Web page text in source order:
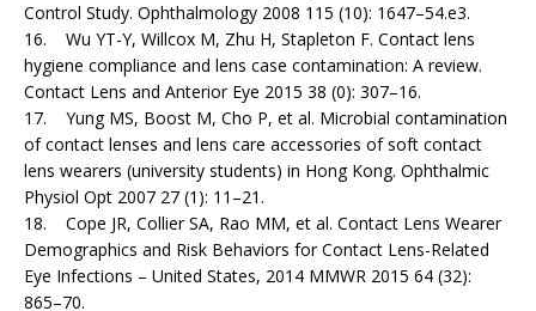
Control Study. Ophthalmology 2008 115 (10): 1647–54.e3.
16. Wu YT-Y, Willcox M, Zhu H, Stapleton F. Contact lens
hygiene compliance and lens case contamination: A review.
Contact Lens and Anterior Eye 2015 38 (0): 307–16.
17. Yung MS, Boost M, Cho P, et al. Microbial contamination
of contact lenses and lens care accessories of soft contact
lens wearers (university students) in Hong Kong. Ophthalmic
Physiol Opt 2007 27 (1): 11–21.
18. Cope JR, Collier SA, Rao MM, et al. Contact Lens Wearer
Demographics and Risk Behaviors for Contact Lens-Related
Eye Infections – United States, 2014 MMWR 2015 64 (32):
865–70.